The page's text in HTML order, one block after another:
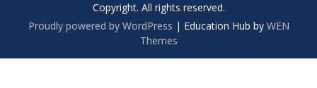
Copyright. All rights reserved.
Proudly powered by WordPress | Education Hub by WEN
Themes